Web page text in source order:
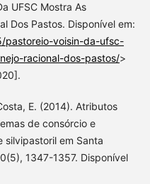
UFSC Mostra As
Dos Pastos. Disponível em:
pastoreio-voisin-da-ufsc-
racional-dos-pastos/>
E. (2014). Atributos
de consórcio e
silvipastoril em Santa
1347-1357. Disponível